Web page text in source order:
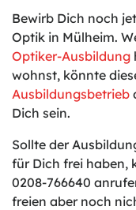
Bewirb Dich noch
Optik in Mülheim.
Optiker-Ausbildung
wohnst, könnte
Ausbildungsbetrieb
Dich sein.
Sollte der
für Dich frei haben,
0208-766640
freien aber noch